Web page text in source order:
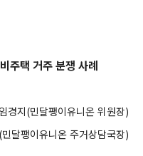
주택 거주 분쟁 사례
임경지(민달팽이유니온 위원장)
달팽이유니온 주거상담국장)